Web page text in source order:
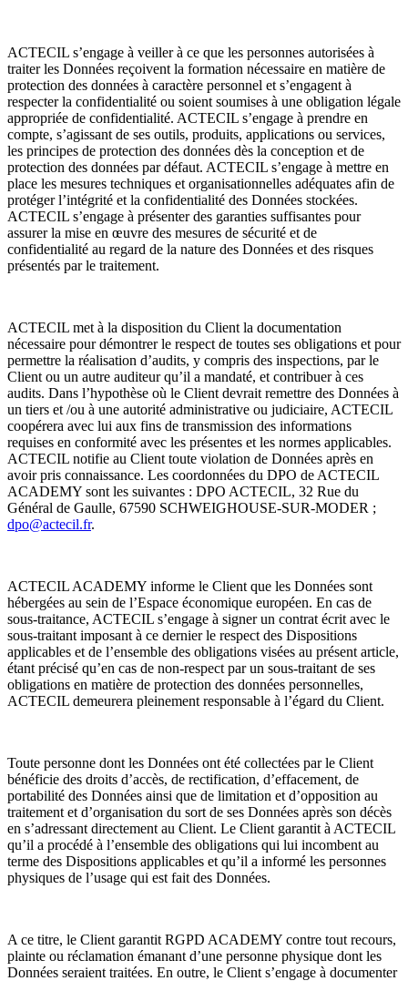
ACTECIL s’engage à veiller à ce que les personnes autorisées à
traiter les Données reçoivent la formation nécessaire en matière de
protection des données à caractère personnel et s’engagent à
respecter la confidentialité ou soient soumises à une obligation légale
appropriée de confidentialité. ACTECIL s’engage à prendre en
compte, s’agissant de ses outils, produits, applications ou services,
les principes de protection des données dès la conception et de
protection des données par défaut. ACTECIL s’engage à mettre en
place les mesures techniques et organisationnelles adéquates afin de
protéger l’intégrité et la confidentialité des Données stockées.
ACTECIL s’engage à présenter des garanties suffisantes pour
assurer la mise en œuvre des mesures de sécurité et de
confidentialité au regard de la nature des Données et des risques
présentés par le traitement.
ACTECIL met à la disposition du Client la documentation
nécessaire pour démontrer le respect de toutes ses obligations et pour
permettre la réalisation d’audits, y compris des inspections, par le
Client ou un autre auditeur qu’il a mandaté, et contribuer à ces
audits. Dans l’hypothèse où le Client devrait remettre des Données à
un tiers et /ou à une autorité administrative ou judiciaire, ACTECIL
coopérera avec lui aux fins de transmission des informations
requises en conformité avec les présentes et les normes applicables.
ACTECIL notifie au Client toute violation de Données après en
avoir pris connaissance. Les coordonnées du DPO de ACTECIL
ACADEMY sont les suivantes : DPO ACTECIL, 32 Rue du
Général de Gaulle, 67590 SCHWEIGHOUSE-SUR-MODER ;
dpo@actecil.fr.
ACTECIL ACADEMY informe le Client que les Données sont
hébergées au sein de l’Espace économique européen. En cas de
sous-traitance, ACTECIL s’engage à signer un contrat écrit avec le
sous-traitant imposant à ce dernier le respect des Dispositions
applicables et de l’ensemble des obligations visées au présent article,
étant précisé qu’en cas de non-respect par un sous-traitant de ses
obligations en matière de protection des données personnelles,
ACTECIL demeurera pleinement responsable à l’égard du Client.
Toute personne dont les Données ont été collectées par le Client
bénéficie des droits d’accès, de rectification, d’effacement, de
portabilité des Données ainsi que de limitation et d’opposition au
traitement et d’organisation du sort de ses Données après son décès
en s’adressant directement au Client. Le Client garantit à ACTECIL
qu’il a procédé à l’ensemble des obligations qui lui incombent au
terme des Dispositions applicables et qu’il a informé les personnes
physiques de l’usage qui est fait des Données.
A ce titre, le Client garantit RGPD ACADEMY contre tout recours,
plainte ou réclamation émanant d’une personne physique dont les
Données seraient traitées. En outre, le Client s’engage à documenter